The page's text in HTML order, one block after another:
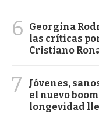
6
Georgina
las críticas
Cristiano
7
Jóvenes,
el nuevo
longevidad